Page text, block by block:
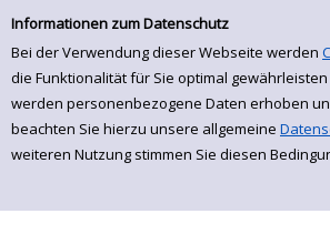
Einfache Suche
Informationen zum Datenschutz
Bei der Verwendung dieser Webseite werden
die Funktionalität für Sie optimal
werden personenbezogene Daten erhoben
beachten Sie hierzu unsere allgemeine
weiteren Nutzung stimmen Sie diesen
Zur Detailanzeige springen